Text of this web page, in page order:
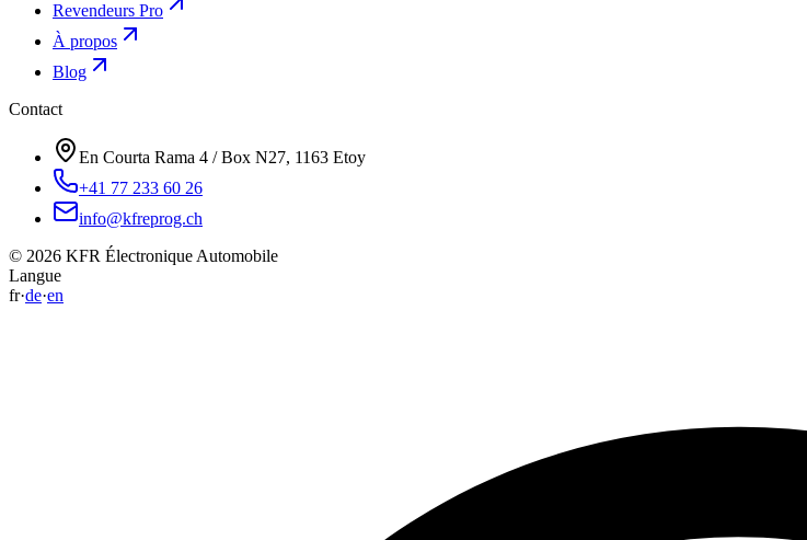
Revendeurs Pro
À propos
Blog
Contact
En Courta Rama 4 / Box N27, 1163 Etoy
+41 77 233 60 26
info@kfreprog.ch
© 2026 KFR Électronique Automobile
Langue
fr·de·en